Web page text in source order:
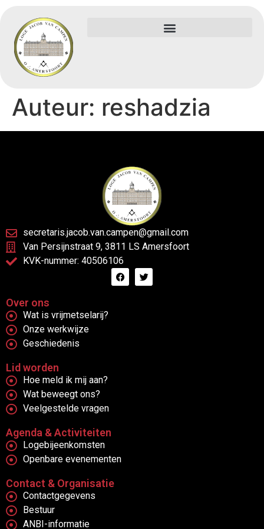
Auteur: reshadzia
secretaris.jacob.van.campen@gmail.com
Van Persijnstraat 9, 3811 LS Amersfoort
KVK-nummer: 40506106
Over ons
Wat is vrijmetselarij?
Onze werkwijze
Geschiedenis
Lid worden
Hoe meld ik mij aan?
Wat beweegt ons?
Veelgestelde vragen
Agenda & Activiteiten
Logebijeenkomsten
Openbare evenementen
Contact & Organisatie
Contactgegevens
Bestuur
ANBI-informatie